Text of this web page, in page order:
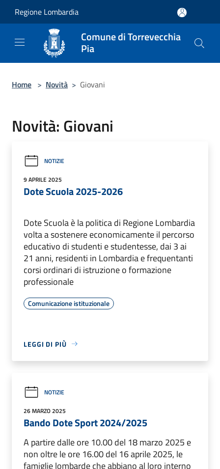
Regione Lombardia
Comune di Torrevecchia
Pia
Home > Novità > Giovani
Novità: Giovani
NOTIZIE
9 APRILE 2025
Dote Scuola 2025-2026
Dote Scuola è la politica di Regione Lombardia
volta a sostenere economicamente il percorso
educativo di studenti e studentesse, dai 3 ai
21 anni, residenti in Lombardia e frequentanti
corsi ordinari di istruzione o formazione
professionale
Comunicazione istituzionale
LEGGI DI PIÙ
NOTIZIE
26 MARZO 2025
Bando Dote Sport 2024/2025
A partire dalle ore 10.00 del 18 marzo 2025 e
non oltre le ore 16.00 del 16 aprile 2025, le
famiglie lombarde che abbiano al loro interno